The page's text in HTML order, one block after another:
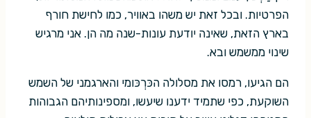
הפרטיות. ובכל זאת יש משהו באוויר, כמו לחישת חורף
בארץ הזאת, שאינה יודעת עונות-שנה מה הן. אני מרגיש
שינוי ממשמש ובא.
הם הגיעו, רמסו את מסלולה הכּרְכּומי והארגמני של השמש
השוקעת, כפי שתמיד ידענו שיעשו, ומספינותיהם הגבוהות